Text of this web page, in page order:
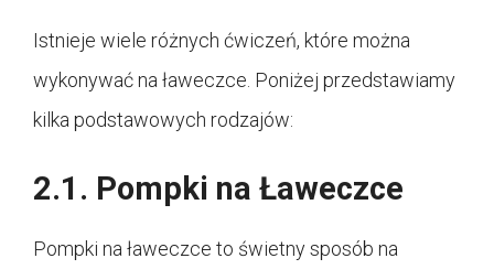
Istnieje wiele różnych ćwiczeń, które można
wykonywać na ławeczce. Poniżej przedstawiamy
kilka podstawowych rodzajów:
2.1. Pompki na Ławeczce
Pompki na ławeczce to świetny sposób na